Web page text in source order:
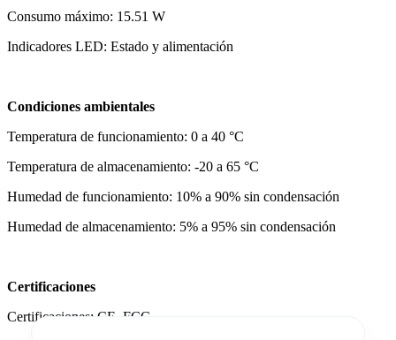
Consumo máximo: 15.51 W
Indicadores LED: Estado y alimentación
Condiciones ambientales
Temperatura de funcionamiento: 0 a 40 °C
Temperatura de almacenamiento: -20 a 65 °C
Humedad de funcionamiento: 10% a 90% sin condensación
Humedad de almacenamiento: 5% a 95% sin condensación
Certificaciones
Certificaciones: CE, FCC